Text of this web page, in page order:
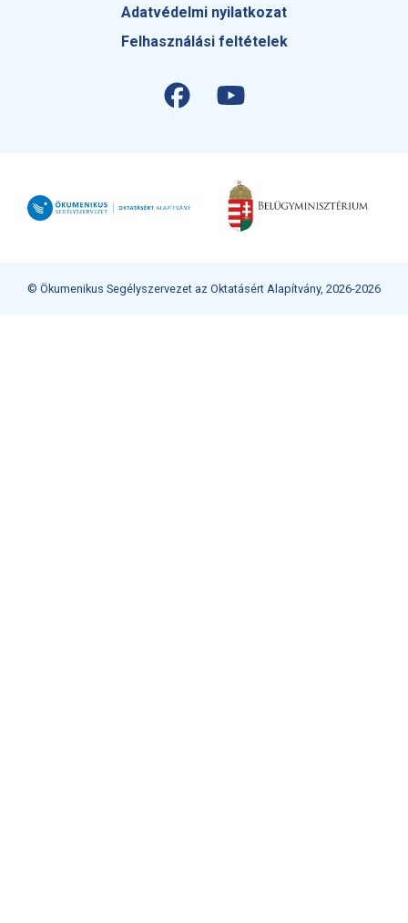
Adatvédelmi nyilatkozat
Felhasználási feltételek
© Ökumenikus Segélyszervezet az Oktatásért Alapítvány, 2026-2026